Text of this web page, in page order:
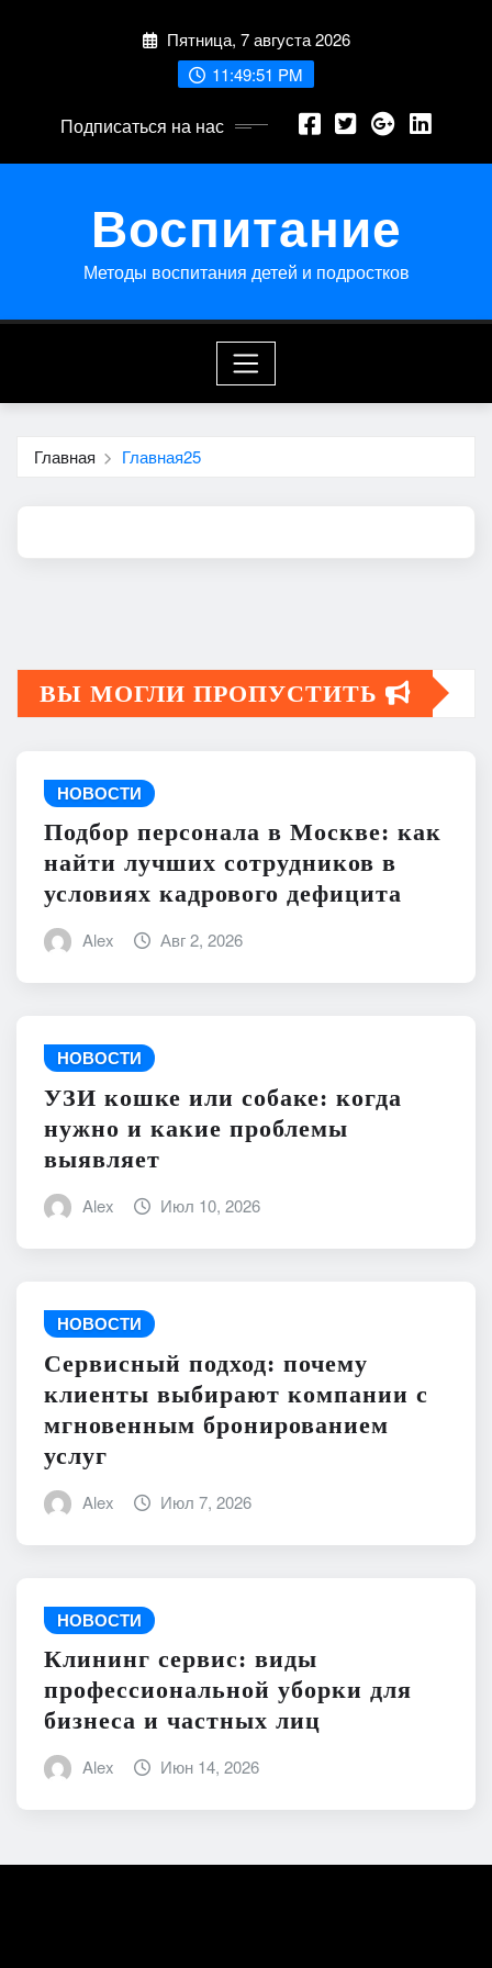
Пятница, 7 августа 2026
11:49:51 PM
Подписаться на нас
Воспитание
Методы воспитания детей и подростков
Главная Главная25
ВЫ МОГЛИ ПРОПУСТИТЬ
НОВОСТИ
Подбор персонала в Москве: как
найти лучших сотрудников в
условиях кадрового дефицита
Alex Авг 2, 2026
НОВОСТИ
УЗИ кошке или собаке: когда
нужно и какие проблемы
выявляет
Alex Июл 10, 2026
НОВОСТИ
Сервисный подход: почему
клиенты выбирают компании с
мгновенным бронированием
услуг
Alex Июл 7, 2026
НОВОСТИ
Клининг сервис: виды
профессиональной уборки для
бизнеса и частных лиц
Alex Июн 14, 2026